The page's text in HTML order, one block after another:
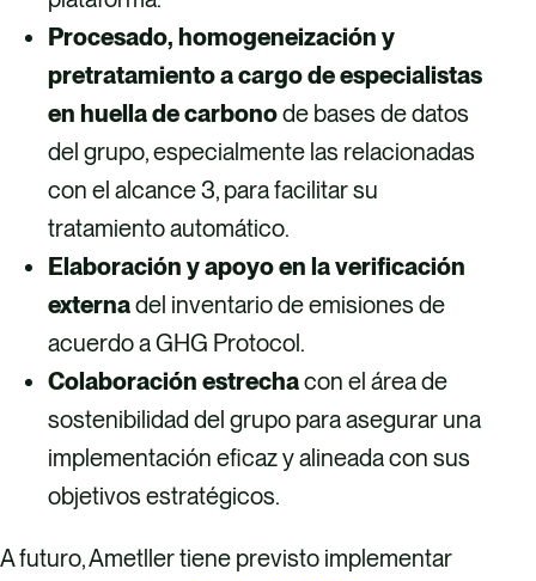
Procesado, homogeneización y
pretratamiento a cargo de especialistas
en huella de carbonode bases de datos
del grupo, especialmente las relacionadas
con el alcance 3, para facilitar su
tratamiento automático.
Elaboración y apoyo en la verificación
externadel inventario de emisiones de
acuerdo a GHG Protocol.
Colaboración estrechacon el área de
sostenibilidad del grupo para asegurar una
implementación eficaz y alineada con sus
objetivos estratégicos.
A futuro, Ametller tiene previsto implementar